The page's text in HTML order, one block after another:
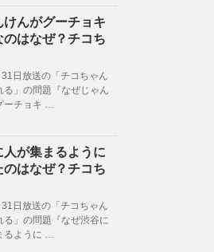
けんがグーチョキ
のはなぜ？チコち
日放送の「チコちゃん
る」の問題『なぜじゃん
ーチョキ …
人が集まるように
のはなぜ？チコち
日放送の「チコちゃん
る」の問題『なぜ渋谷に
るように …